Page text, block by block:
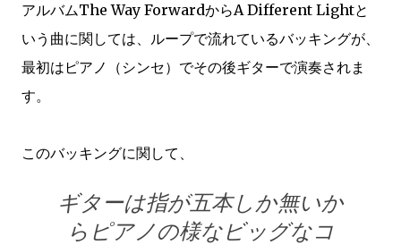
アルバムThe Way ForwardからA Different Lightと
いう曲に関しては、ループで流れているバッキングが、
最初はピアノ（シンセ）でその後ギターで演奏されま
す。
このバッキングに関して、
ギターは指が五本しか無いか
らピアノの様なビッグなコ